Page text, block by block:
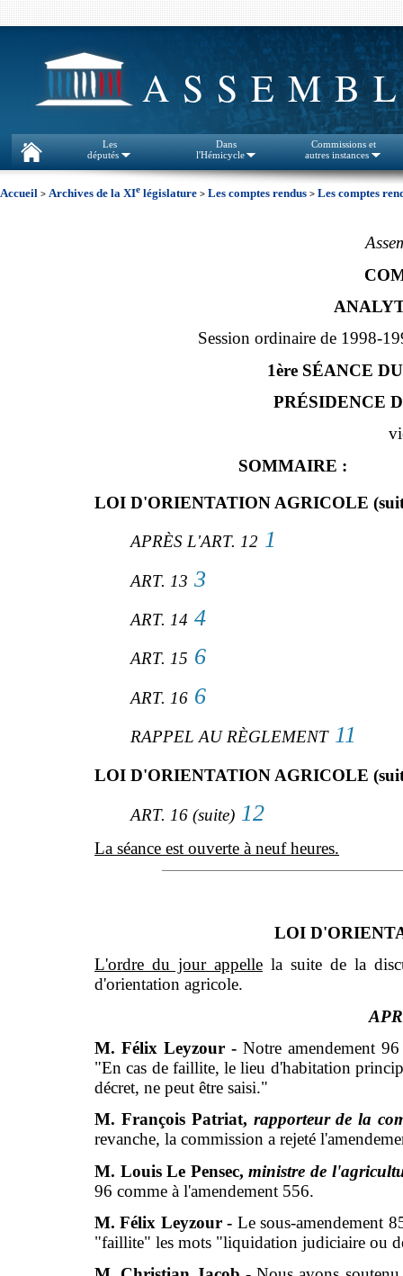
Les
députés
Dans
l'Hémicycle
Commissions et
autres instances
Accueil > Archives de la XIe législature > Les comptes rendus > Les comptes
Session ordinaire de 1998-
1ère SÉANCE
PRÉSIDENCE
SOMMAIRE :
LOI D'ORIENTATION AGRICOLE
APRÈS L'ART. 12 1
ART. 13 3
ART. 14 4
ART. 15 6
ART. 16 6
RAPPEL AU RÈGLEMENT11
LOI D'ORIENTATION AGRICOLE
ART. 16 (suite) 12
La séance est ouverte à neuf heures.
LOI
L'ordre du jour appelle la suite de la
d'orientation agricole.
M. Félix Leyzour - Notre amendement
"En cas de faillite, le lieu d'habitation
décret, ne peut être saisi."
M. François Patriat, rapporteur de la
revanche, la commission a rejeté
M. Louis Le Pensec,ministre de
96 comme à l'amendement 556.
M. Félix Leyzour - Le sous-amendement
"faillite" les mots "liquidation judiciaire ou